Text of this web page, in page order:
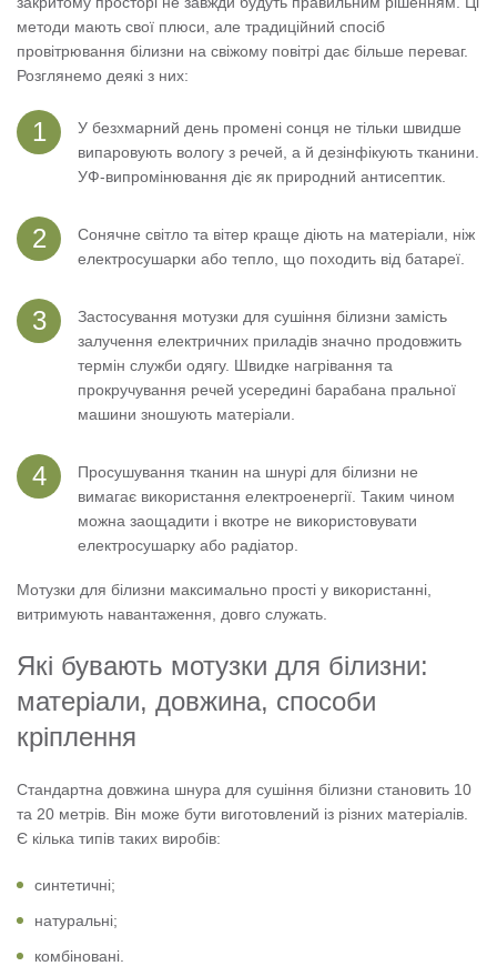
методи мають свої плюси, але традиційний спосіб
провітрювання білизни на свіжому повітрі дає більше переваг.
Розглянемо деякі з них:
У безхмарний день промені сонця не тільки швидше
випаровують вологу з речей, а й дезінфікують тканини.
УФ-випромінювання діє як природний антисептик.
Сонячне світло та вітер краще діють на матеріали, ніж
електросушарки або тепло, що походить від батареї.
Застосування мотузки для сушіння білизни замість
залучення електричних приладів значно продовжить
термін служби одягу. Швидке нагрівання та
прокручування речей усередині барабана пральної
машини зношують матеріали.
Просушування тканин на шнурі для білизни не
вимагає використання електроенергії. Таким чином
можна заощадити і вкотре не використовувати
електросушарку або радіатор.
Мотузки для білизни максимально прості у використанні,
витримують навантаження, довго служать.
Які бувають мотузки для білизни:
матеріали, довжина, способи
кріплення
Стандартна довжина шнура для сушіння білизни становить 10
та 20 метрів. Він може бути виготовлений із різних матеріалів.
Є кілька типів таких виробів:
синтетичні;
натуральні;
комбіновані.